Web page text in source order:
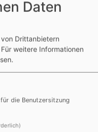
werden von
Server-Log-
es sich um
Rechners
Daten
Drittanbietern
Für weitere Informationen
die Benutzersitzung